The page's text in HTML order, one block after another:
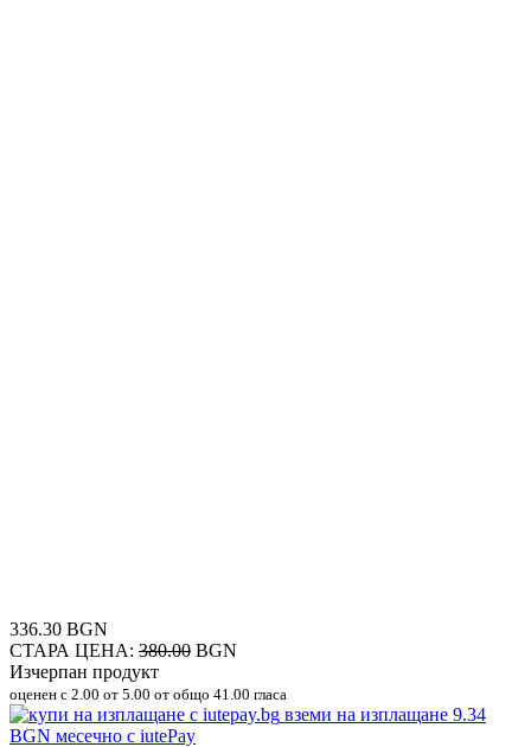
336.30 BGN
СТАРА ЦЕНА: 380.00 BGN
Изчерпан продукт
оценен с 2.00 от 5.00 от общо 41.00 гласа
вземи на изплащане 9.34
BGN месечно с iutePay